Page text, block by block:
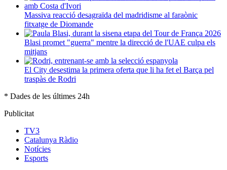
Massiva reacció desagraïda del madridisme al faraònic
fitxatge de Diomande
Blasi promet "guerra" mentre la direcció de l'UAE culpa els
mitjans
El City desestima la primera oferta que li ha fet el Barça pel
traspàs de Rodri
* Dades de les últimes 24h
Publicitat
TV3
Catalunya Ràdio
Notícies
Esports